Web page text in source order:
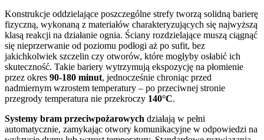
Konstrukcje oddzielające poszczególne strefy tworzą solidną barierę
fizyczną, wykonaną z materiałów charakteryzujących się najwyższą
klasą reakcji na działanie ognia. Ściany rozdzielające muszą ciągnąć
się nieprzerwanie od poziomu podłogi aż po sufit, bez
jakichkolwiek szczelin czy otworów, które mogłyby osłabić ich
skuteczność. Takie bariery wytrzymują ekspozycję na płomienie
przez okres 90-180 minut, jednocześnie chroniąc przed
nadmiernym wzrostem temperatury – po przeciwnej stronie
przegrody temperatura nie przekroczy 140°C.
Systemy bram przeciwpożarowych działają w pełni
automatycznie, zamykając otwory komunikacyjne w odpowiedzi na